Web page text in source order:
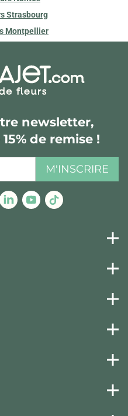
Strasbourg
Montpellier
newsletter,
de remise !
M'INSCRIRE